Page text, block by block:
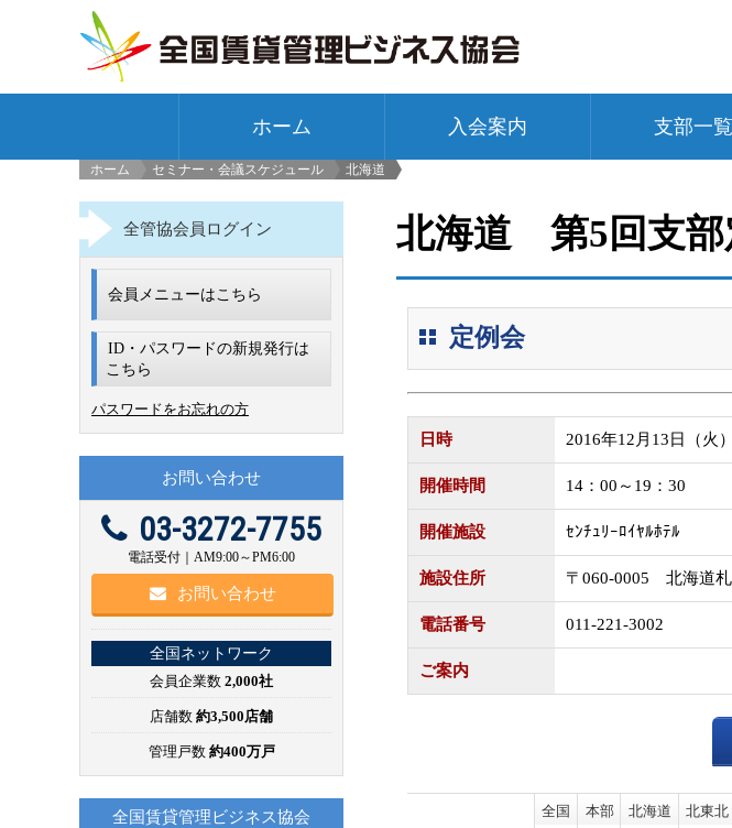
ホーム 入会案内 支部一覧
ホーム
セミナー・会議スケジュール
北海道
北海道 第5回支部
定例会
日時 2016年12月13日（火）
開催時間 14：00～19：30
開催施設 ｾﾝﾁｭﾘｰﾛｲﾔﾙﾎﾃﾙ
施設住所 〒060-0005 北海道
電話番号 011-221-3002
ご案内
全国 本部 北海道 北東北
全管協会員ログイン
会員メニューはこちら
ID・パスワードの新規発行は
こちら
パスワードをお忘れの方
お問い合わせ
03-3272-7755
電話受付｜AM9:00～PM6:00
お問い合わせ
全国ネットワーク
会員企業数 2,000社
店舗数 約3,500店舗
管理戸数 約400万戸
全国賃貸管理ビジネス協会